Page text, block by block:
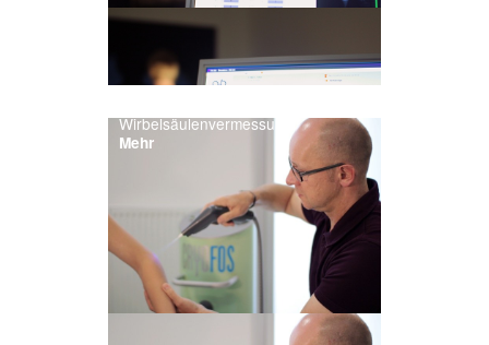
Wirbelsäulenvermessung
Mehr